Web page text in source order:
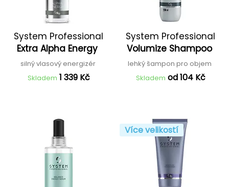
System Professional
Extra Alpha Energy
silný vlasový energizér
Skladem 1 339 Kč
System Professional
Volumize Shampoo
lehký šampon pro objem
Skladem od 104 Kč
Více velikostí